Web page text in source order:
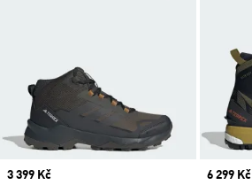
Price
3 399 Kč
Price
6 299 Kč